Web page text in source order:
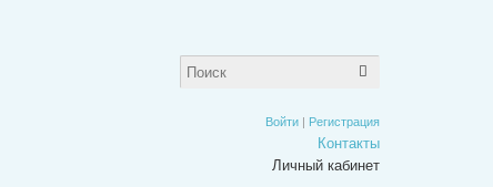
Войти| Регистрация
Контакты
Личный кабинет